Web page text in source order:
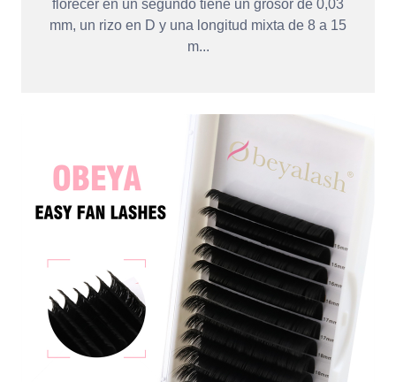
florecer en un segundo tiene un grosor de 0,03
mm, un rizo en D y una longitud mixta de 8 a 15
m...